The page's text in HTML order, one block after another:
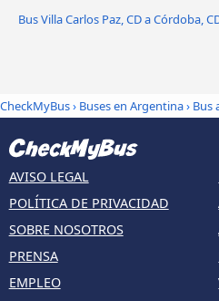
Bus Villa Carlos Paz, CD a Córdoba,
CheckMyBus› Buses en Argentina› Bus
AVISO LEGAL
POLÍTICA DE PRIVACIDAD
SOBRE NOSOTROS
PRENSA
EMPLEO